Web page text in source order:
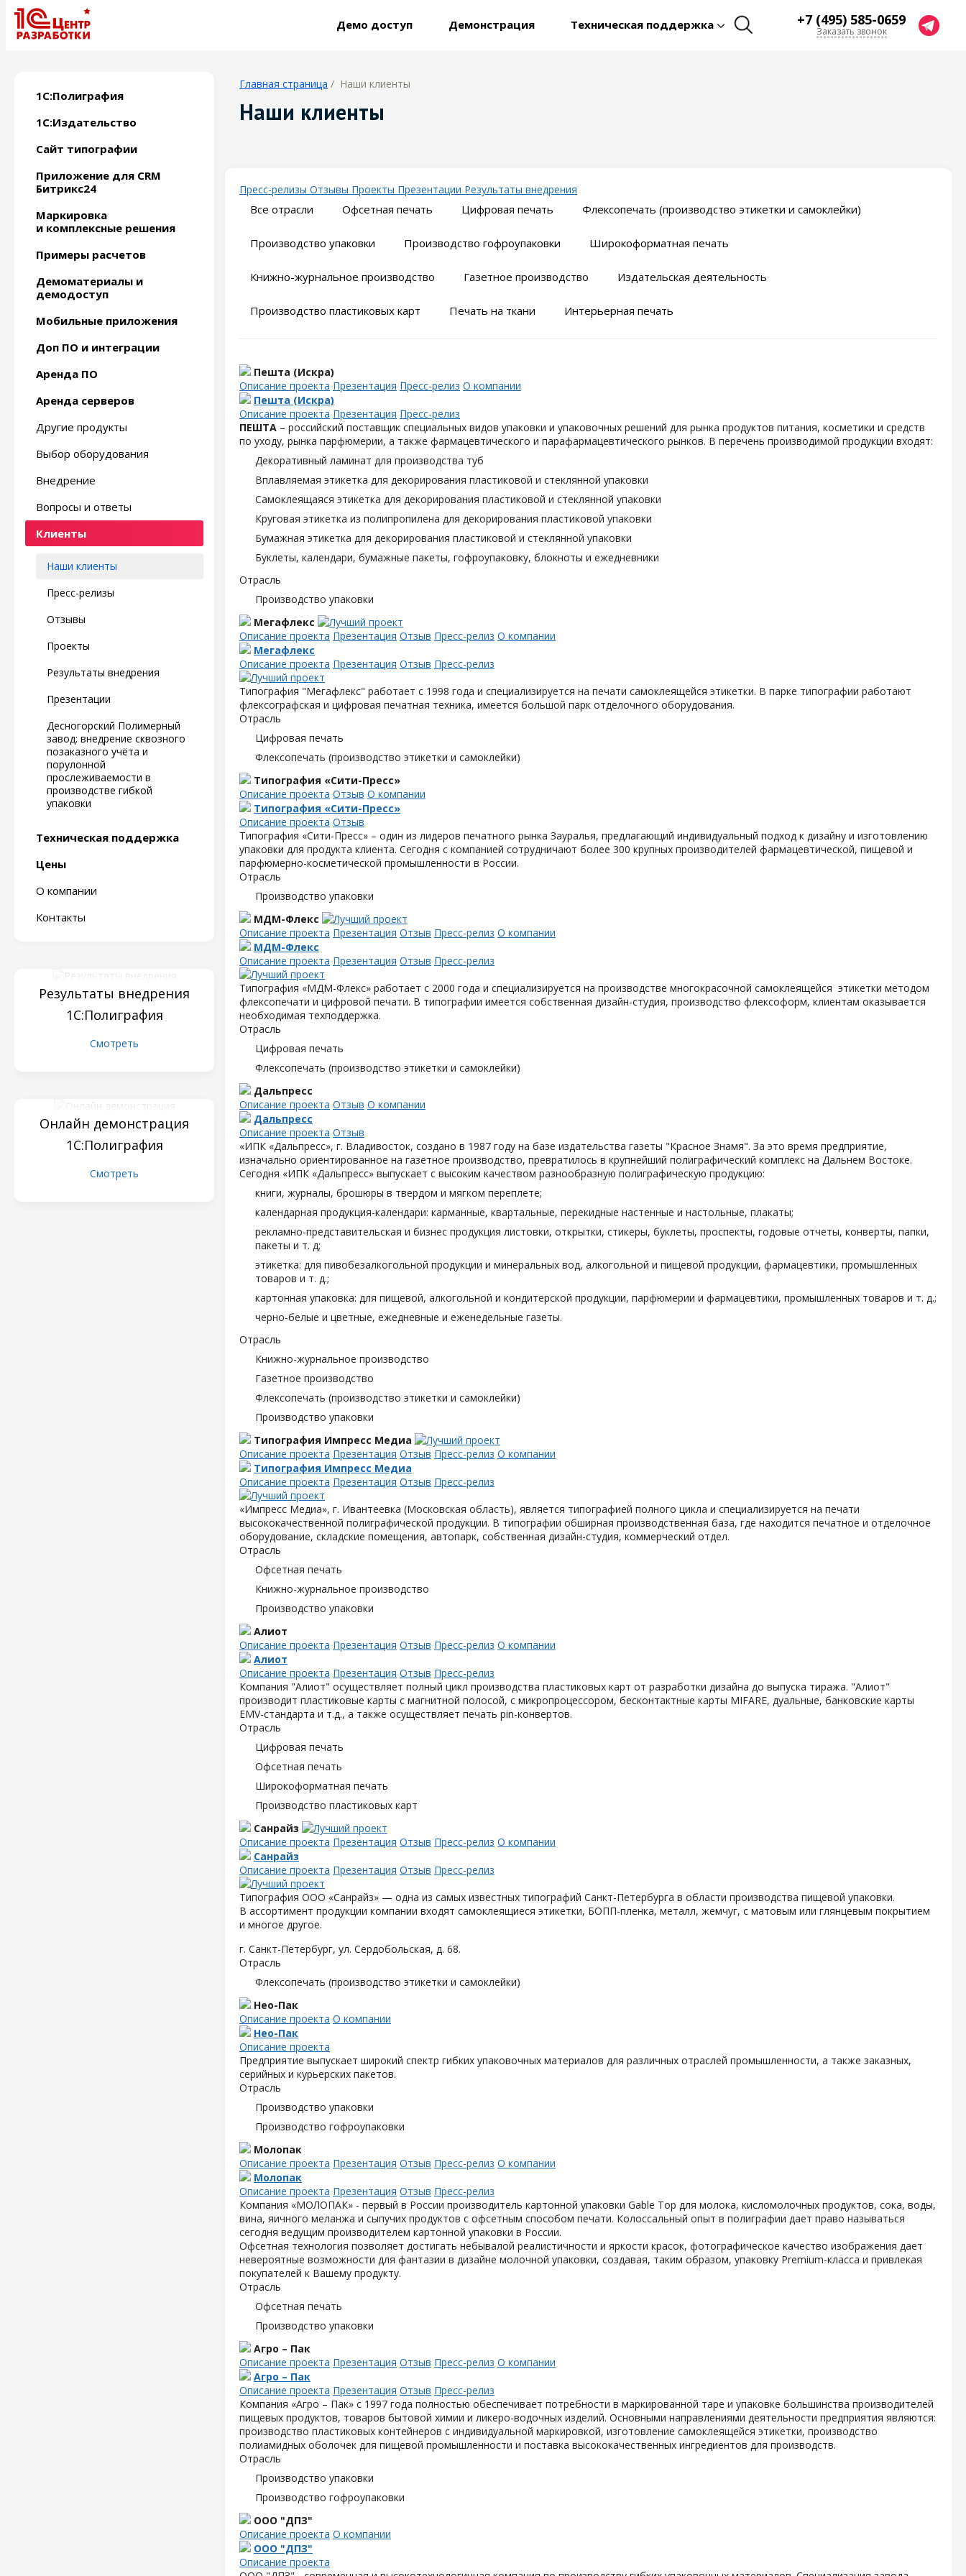
Демо доступ Демонстрация Техническая поддержка +7 (495) 585-0659
Заказать звонок
1С:Полиграфия
1С:Издательство
Сайт типографии
Приложение для CRM
Битрикс24
Маркировка
и комплексные решения
Примеры расчетов
Демоматериалы и
демодоступ
Мобильные приложения
Доп ПО и интеграции
Аренда ПО
Аренда серверов
Другие продукты
Выбор оборудования
Внедрение
Вопросы и ответы
Клиенты
Наши клиенты
Пресс-релизы
Отзывы
Проекты
Результаты внедрения
Презентации
Десногорский Полимерный
завод: внедрение сквозного
позаказного учёта и
порулонной
прослеживаемости в
производстве гибкой
упаковки
Техническая поддержка
Цены
О компании
Контакты
Результаты внедрения
1С:Полиграфия
Смотреть
Онлайн демонстрация
1С:Полиграфия
Смотреть
Главная страница / Наши клиенты
Наши клиенты
Пресс-релизы Отзывы Проекты Презентации Результаты внедрения
Все отрасли Офсетная печать Цифровая печать Флексопечать (производство этикетки и самоклейки)
Производство упаковки Производство гофроупаковки Широкоформатная печать
Книжно-журнальное производство Газетное производство Издательская деятельность
Производство пластиковых карт Печать на ткани Интерьерная печать
Пешта (Искра)
Описание проекта Презентация Пресс-релиз О компании
Пешта (Искра)
Описание проекта Презентация Пресс-релиз
ПЕШТА – российский поставщик специальных видов упаковки и упаковочных решений для рынка продуктов питания, косметики и средств
по уходу, рынка парфюмерии, а также фармацевтического и парафармацевтического рынков. В перечень производимой продукции входят:
Декоративный ламинат для производства туб
Вплавляемая этикетка для декорирования пластиковой и стеклянной упаковки
Самоклеящаяся этикетка для декорирования пластиковой и стеклянной упаковки
Круговая этикетка из полипропилена для декорирования пластиковой упаковки
Бумажная этикетка для декорирования пластиковой и стеклянной упаковки
Буклеты, календари, бумажные пакеты, гофроупаковку, блокноты и ежедневники
Отрасль
Производство упаковки
Мегафлекс
Описание проекта Презентация Отзыв Пресс-релиз О компании
Мегафлекс
Описание проекта Презентация Отзыв Пресс-релиз
Типография "Мегафлекс" работает с 1998 года и специализируется на печати самоклеящейся этикетки. В парке типографии работают
флексографская и цифровая печатная техника, имеется большой парк отделочного оборудования.
Отрасль
Цифровая печать
Флексопечать (производство этикетки и самоклейки)
Типография «Сити-Пресс»
Описание проекта Отзыв О компании
Типография «Сити-Пресс»
Описание проекта Отзыв
Типография «Сити-Пресс» – один из лидеров печатного рынка Зауралья, предлагающий индивидуальный подход к дизайну и изготовлению
упаковки для продукта клиента. Сегодня с компанией сотрудничают более 300 крупных производителей фармацевтической, пищевой и
парфюмерно-косметической промышленности в России.
Отрасль
Производство упаковки
МДМ-Флекс
Описание проекта Презентация Отзыв Пресс-релиз О компании
МДМ-Флекс
Описание проекта Презентация Отзыв Пресс-релиз
Типография «МДМ-Флекс» работает с 2000 года и специализируется на производстве многокрасочной самоклеящейся этикетки методом
флексопечати и цифровой печати. В типографии имеется собственная дизайн-студия, производство флексоформ, клиентам оказывается
необходимая техподдержка.
Отрасль
Цифровая печать
Флексопечать (производство этикетки и самоклейки)
Дальпресс
Описание проекта Отзыв О компании
Дальпресс
Описание проекта Отзыв
«ИПК «Дальпресс», г. Владивосток, создано в 1987 году на базе издательства газеты "Красное Знамя". За это время предприятие,
изначально ориентированное на газетное производство, превратилось в крупнейший полиграфический комплекс на Дальнем Востоке.
Сегодня «ИПК «Дальпресс» выпускает с высоким качеством разнообразную полиграфическую продукцию:
книги, журналы, брошюры в твердом и мягком переплете;
календарная продукция-календари: карманные, квартальные, перекидные настенные и настольные, плакаты;
рекламно-представительская и бизнес продукция листовки, открытки, стикеры, буклеты, проспекты, годовые отчеты, конверты, папки,
пакеты и т. д;
этикетка: для пивобезалкогольной продукции и минеральных вод, алкогольной и пищевой продукции, фармацевтики, промышленных
товаров и т. д.;
картонная упаковка: для пищевой, алкогольной и кондитерской продукции, парфюмерии и фармацевтики, промышленных товаров и т. д.;
черно-белые и цветные, ежедневные и еженедельные газеты.
Отрасль
Книжно-журнальное производство
Газетное производство
Флексопечать (производство этикетки и самоклейки)
Производство упаковки
Типография Импресс Медиа
Описание проекта Презентация Отзыв Пресс-релиз О компании
Типография Импресс Медиа
Описание проекта Презентация Отзыв Пресс-релиз
«Импресс Медиа», г. Ивантеевка (Московская область), является типографией полного цикла и специализируется на печати
высококачественной полиграфической продукции. В типографии обширная производственная база, где находится печатное и отделочное
оборудование, складские помещения, автопарк, собственная дизайн-студия, коммерческий отдел.
Отрасль
Офсетная печать
Книжно-журнальное производство
Производство упаковки
Алиот
Описание проекта Презентация Отзыв Пресс-релиз О компании
Алиот
Описание проекта Презентация Отзыв Пресс-релиз
Компания "Алиот" осуществляет полный цикл производства пластиковых карт от разработки дизайна до выпуска тиража. "Алиот"
производит пластиковые карты с магнитной полосой, с микропроцессором, бесконтактные карты MIFARE, дуальные, банковские карты
EMV-стандарта и т.д., а также осуществляет печать pin-конвертов.
Отрасль
Цифровая печать
Офсетная печать
Широкоформатная печать
Производство пластиковых карт
Санрайз
Описание проекта Презентация Отзыв Пресс-релиз О компании
Санрайз
Описание проекта Презентация Отзыв Пресс-релиз
Типография ООО «Санрайз» — одна из самых известных типографий Санкт-Петербурга в области производства пищевой упаковки.
В ассортимент продукции компании входят самоклеящиеся этикетки, БОПП-пленка, металл, жемчуг, с матовым или глянцевым покрытием
и многое другое.
г. Санкт-Петербург, ул. Сердобольская, д. 68.
Отрасль
Флексопечать (производство этикетки и самоклейки)
Нео-Пак
Описание проекта О компании
Нео-Пак
Описание проекта
Предприятие выпускает широкий спектр гибких упаковочных материалов для различных отраслей промышленности, а также заказных,
серийных и курьерских пакетов.
Отрасль
Производство упаковки
Производство гофроупаковки
Молопак
Описание проекта Презентация Отзыв Пресс-релиз О компании
Молопак
Описание проекта Презентация Отзыв Пресс-релиз
Компания «МОЛОПАК» - первый в России производитель картонной упаковки Gable Top для молока, кисломолочных продуктов, сока, воды,
вина, яичного меланжа и сыпучих продуктов с офсетным способом печати. Колоссальный опыт в полиграфии дает право называться
сегодня ведущим производителем картонной упаковки в России.
Офсетная технология позволяет достигать небывалой реалистичности и яркости красок, фотографическое качество изображения дает
невероятные возможности для фантазии в дизайне молочной упаковки, создавая, таким образом, упаковку Premium-класса и привлекая
покупателей к Вашему продукту.
Отрасль
Офсетная печать
Производство упаковки
Агро – Пак
Описание проекта Презентация Отзыв Пресс-релиз О компании
Агро – Пак
Описание проекта Презентация Отзыв Пресс-релиз
Компания «Агро – Пак» с 1997 года полностью обеспечивает потребности в маркированной таре и упаковке большинства производителей
пищевых продуктов, товаров бытовой химии и ликеро-водочных изделий. Основными направлениями деятельности предприятия являются:
производство пластиковых контейнеров с индивидуальной маркировкой, изготовление самоклеящейся этикетки, производство
полиамидных оболочек для пищевой промышленности и поставка высококачественных ингредиентов для производств.
Отрасль
Производство упаковки
Производство гофроупаковки
ООО "ДПЗ"
Описание проекта О компании
ООО "ДПЗ"
Описание проекта